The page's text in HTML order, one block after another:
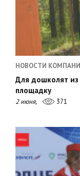
НОВОСТИ
Для дошколят из
площадку
2 июня, 371